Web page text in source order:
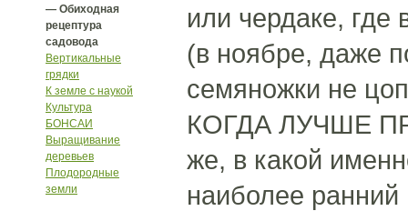
— Обиходная
рецептура
садовода
Вертикальные
грядки
К земле с наукой
Культура
БОНСАИ
Выращивание
деревьев
Плодородные
земли
или чердаке, где
(в ноябре, даже
семяножки не
КОГДА ЛУЧШЕ
же, в какой
наиболее